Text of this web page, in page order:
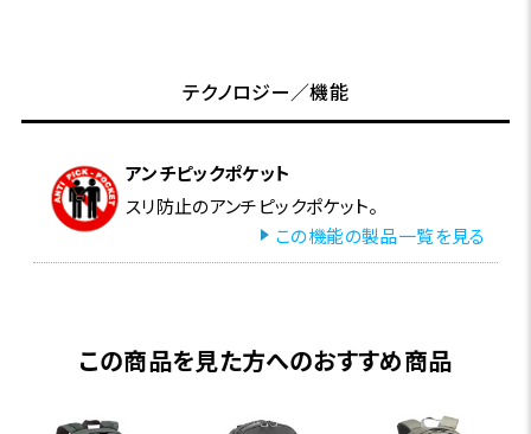
テクノロジー／機能
アンチピックポケット
スリ防止のアンチピックポケット。
この機能の製品一覧を見る
この商品を見た方へのおすすめ商品